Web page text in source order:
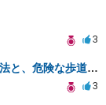
3
自転車事故による治療費と賠償請求の方法と、危険な歩道の改善について相談したい
3